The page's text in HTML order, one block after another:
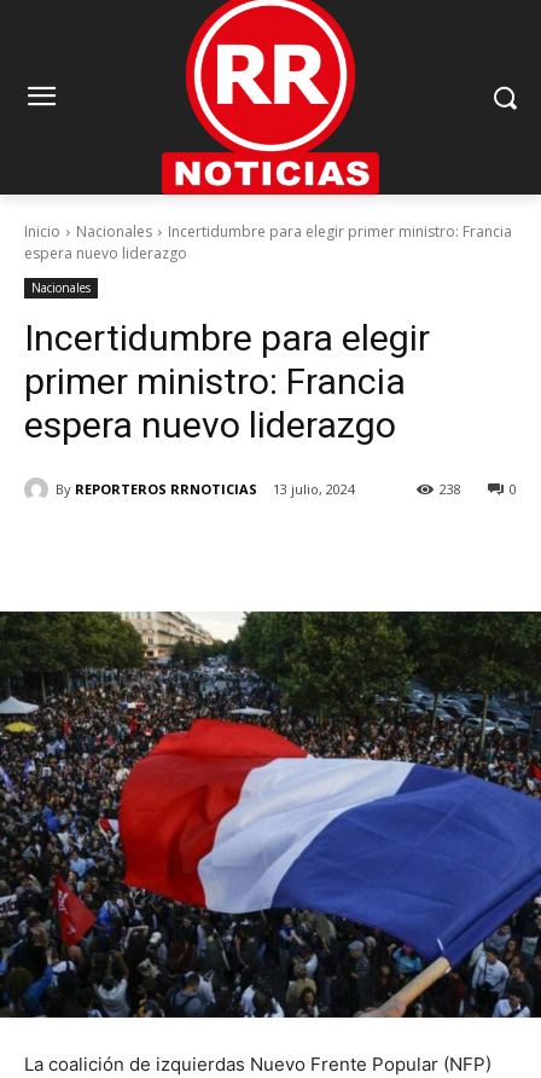
Inicio Nacionales
Incertidumbre para elegir primer ministro: Francia
espera nuevo liderazgo
Nacionales
Incertidumbre para elegir
primer ministro: Francia
espera nuevo liderazgo
By REPORTEROS RRNOTICIAS 13 julio, 2024 0
238
La coalición de izquierdas Nuevo Frente Popular (NFP)